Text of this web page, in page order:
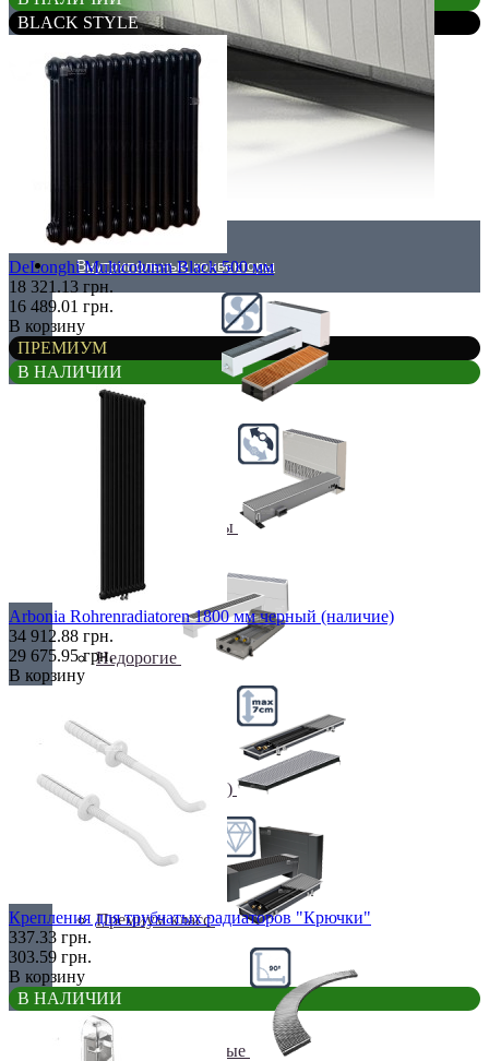
Внутрипольные конвекторы
Без вентилятора
Климаконвекторы
Недорогие
Низкие (до 70 мм)
Премиум класс
Радиусные/Угловые
BLACK STYLE
DeLonghi Multicolumn Black 500 мм
18 321.13 грн.
16 489.01 грн.
В корзину
ПРЕМИУМ
В НАЛИЧИИ
Arbonia Rohrenradiatoren 1800 мм черный (наличие)
34 912.88 грн.
29 675.95 грн.
В корзину
Крепления для трубчатых радиаторов "Крючки"
337.33 грн.
303.59 грн.
В корзину
В НАЛИЧИИ